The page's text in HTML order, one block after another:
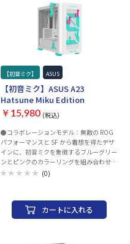
： 420 mm ■PSUの最大長 ： 200 mm ■
寸法 ： 441 x 236 x 460 mm ■重量 ： 9 Kg
【初音ミク】 ASUS
【初音ミク】ASUS A23
Hatsune Miku Edition
￥15,980 (税込)
●コラボレーションモデル：無敵の ROG
パフォーマンスと SF から着想を得たデザ
インに、初音ミクを象徴するブルーグリー
ンとピンクのカラーリングを組み合わせた
特別仕様。●限定ミク仕様ヘッドセットフ
ングスペースをすっきり整理できます。●
隠しコネクター対応：隠しコネクターを備
えたマザーボードに対応し、ケーブルマネ
(0)
カートに入れる